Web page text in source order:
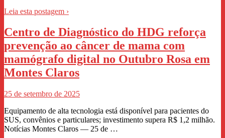
Leia esta postagem ›
Centro de Diagnóstico do HDG reforça
prevenção ao câncer de mama com
mamógrafo digital no Outubro Rosa em
Montes Claros
25 de setembro de 2025
Equipamento de alta tecnologia está disponível para pacientes do
SUS, convênios e particulares; investimento supera R$ 1,2 milhão.
Notícias Montes Claros — 25 de …